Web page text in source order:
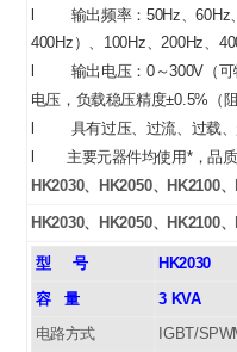
输出频率：50Hz、60Hz
400Hz）、 100Hz、200Hz、
输出电压：0～300V（
电压，负载稳压精度±0.5%（阻
具有过压、过流、过载
主要元器件均使用*，品质
HK2030、 HK2050、 HK2100、
HK2030、 HK2050、 HK2100、
型 号 HK2030
容 量 3 KVA
电路方式 IGBT/